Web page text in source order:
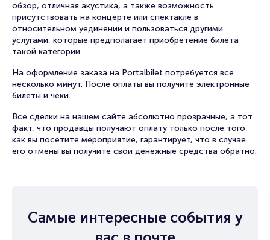
обзор, отличная акустика, а также возможность
присутствовать на концерте или спектакле в
относительном уединении и пользоваться другими
услугами, которые предполагает приобретение билета
такой категории.
На оформление заказа на Portalbilet потребуется все
несколько минут. После оплаты вы получите электронные
билеты и чеки.
Все сделки на нашем сайте абсолютно прозрачные, а тот
факт, что продавцы получают оплату только после того,
как вы посетите мероприятие, гарантирует, что в случае
его отмены вы получите свои денежные средства обратно.
Самые интересные события у